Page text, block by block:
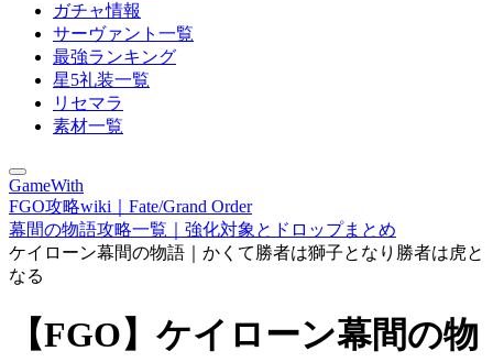
ガチャ情報
サーヴァント一覧
最強ランキング
星5礼装一覧
リセマラ
素材一覧
GameWith
FGO攻略wiki｜Fate/Grand Order
幕間の物語攻略一覧｜強化対象とドロップまとめ
ケイローン幕間の物語｜かくて勝者は獅子となり勝者は虎と
なる
【FGO】ケイローン幕間の物